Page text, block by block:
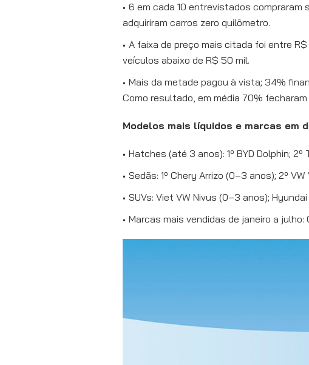
6 em cada 10 entrevistados compraram
adquiriram carros zero quilômetro.
A faixa de preço mais citada foi entre
veículos abaixo de R$ 50 mil.
Mais da metade pagou à vista; 34%
Como resultado, em média 70%
Modelos mais líquidos e marcas em
Hatches (até 3 anos): 1º BYD Dolphin;
Sedãs: 1º Chery Arrizo (0–3 anos); 2º
SUVs: Viet VW Nivus (0–3 anos);
Marcas mais vendidas de janeiro a